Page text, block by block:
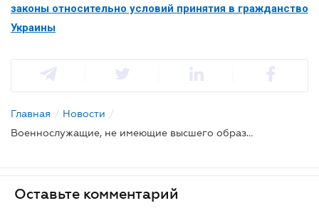
законы относительно условий принятия в гражданство
Украины
Главная / Новости /
Военнослужащие, не имеющие высшего образования, могут получить младшее офицерское звание
Оставьте комментарий